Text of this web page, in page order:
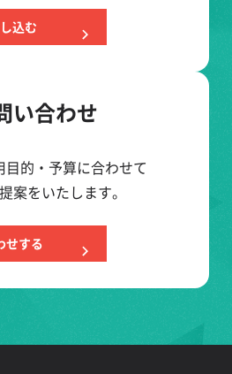
込む
い合わせ
目的・予算に合わせて
案をいたします。
せする